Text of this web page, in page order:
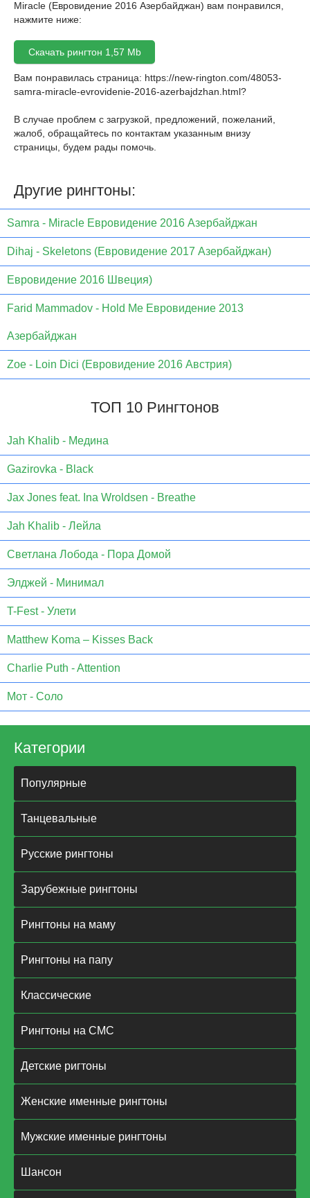
Miracle (Евровидение 2016 Азербайджан) вам понравился,
нажмите ниже:
Скачать рингтон 1,57 Mb
Вам понравилась страница: https://new-rington.com/48053-
samra-miracle-evrovidenie-2016-azerbajdzhan.html?
В случае проблем с загрузкой, предложений, пожеланий,
жалоб, обращайтесь по контактам указанным внизу
страницы, будем рады помочь.
Другие рингтоны:
Samra - Miracle Евровидение 2016 Азербайджан
Dihaj - Skeletons (Евровидение 2017 Азербайджан)
Евровидение 2016 Швеция)
Farid Mammadov - Hold Me Евровидение 2013
Азербайджан
Zoe - Loin Dici (Евровидение 2016 Австрия)
ТОП 10 Рингтонов
Jаh Khаlib - Медина
Gazirovka - Black
Jax Jones feat. Ina Wroldsen - Breathe
Jah Khalib - Лейла
Светлана Лобода - Пора Домой
Элджей - Минимал
T-Fest - Улети
Matthew Koma – Kisses Back
Charlie Puth - Attention
Мот - Соло
Категории
Популярные
Танцевальные
Русские рингтоны
Зарубежные рингтоны
Рингтоны на маму
Рингтоны на папу
Классические
Рингтоны на СМС
Детские ригтоны
Женские именные рингтоны
Мужские именные рингтоны
Шансон